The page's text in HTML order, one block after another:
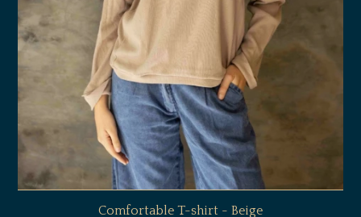
Comfortable T-shirt - Beige